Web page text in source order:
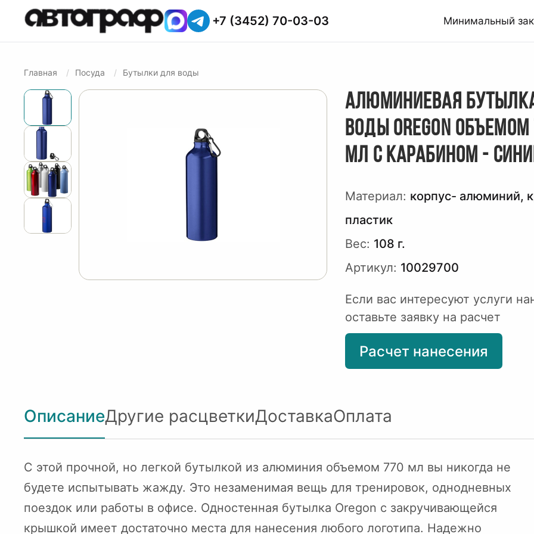
+7 (3452) 70-03-03 Минимальный
Главная Посуда Бутылки для воды
АЛЮМИНИЕВАЯ
ВОДЫ OREGON
МЛ С КАРАБИНОМ -
Материал: корпус- алюминий,
пластик
Вес: 108 г.
Артикул: 10029700
Если вас интересуют услуги
оставьте заявку на расчет
Расчет нанесения
ОписаниеДругие расцветкиДоставкаОплата
С этой прочной, но легкой бутылкой из алюминия объемом 770 мл вы никогда не
будете испытывать жажду. Это незаменимая вещь для тренировок, однодневных
поездок или работы в офисе. Одностенная бутылка Oregon с закручивающейся
крышкой имеет достаточно места для нанесения любого логотипа. Надежно